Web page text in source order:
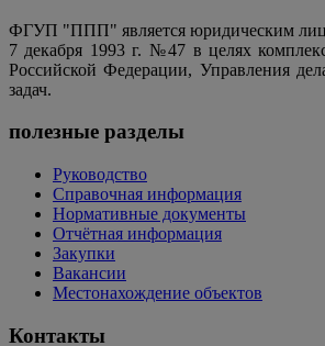
ФГУП "ППП" является юридическим
7 декабря 1993 г. №47 в целях
Российской Федерации, Управления
задач.
полезные разделы
Руководство
Справочная информация
Нормативные документы
Отчётная информация
Закупки
Вакансии
Местонахождение объектов
Контакты